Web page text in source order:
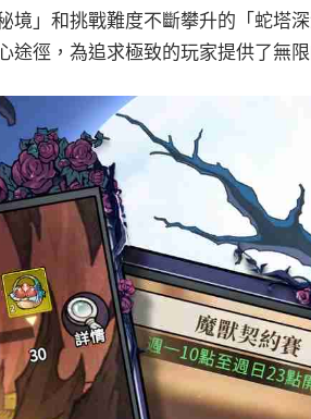
境」和挑戰難度不斷攀升的「蛇塔
徑，為追求極致的玩家提供了無限